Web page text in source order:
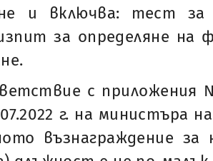
и включва: тест
за определяне на
с
г. на министъра
възнаграждение за